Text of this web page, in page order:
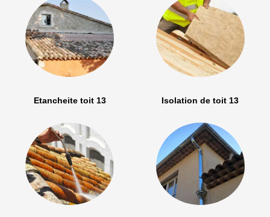
Etancheite toit 13 Isolation de toit 13